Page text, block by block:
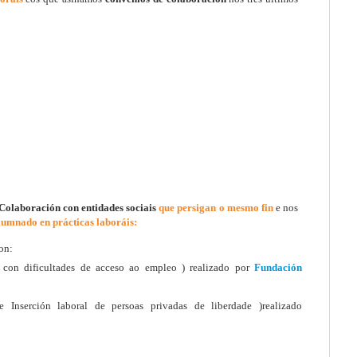
con entidades sociais que persigan o mesmo fine nos
en prácticas laboráis:
dificultades de acceso ao empleo ) realizado por Fundación
e Inserción laboral de persoas privadas de liberdade )realizado